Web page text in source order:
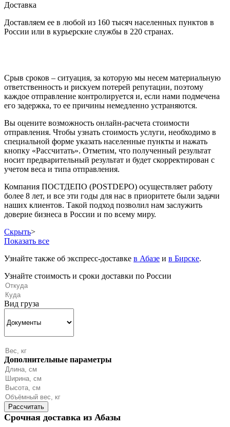
Доставка
Доставляем ее в любой из 160 тысяч населенных пунктов в
России или в курьерские службы в 220 странах.
Срыв сроков – ситуация, за которую мы несем материальную
ответственность и рискуем потерей репутации, поэтому
каждое отправление контролируется и, если нами подмечена
его задержка, то ее причины немедленно устраняются.
Вы оцените возможность онлайн-расчета стоимости
отправления. Чтобы узнать стоимость услуги, необходимо в
специальной форме указать населенные пункты и нажать
кнопку «Рассчитать». Отметим, что полученный результат
носит предварительный результат и будет скорректирован с
учетом веса и типа отправления.
Компания ПОСТДЕПО (POSTDEPO) осуществляет работу
более 8 лет, и все эти годы для нас в приоритете были задачи
наших клиентов. Такой подход позволил нам заслужить
доверие бизнеса в России и по всему миру.
Скрыть>
Показать все
Узнайте также об экспресс-доставке в Абазе и в Бирске.
Узнайте стоимость и сроки доставки по России
Вид груза
Дополнительные параметры
Срочная доставка из Абазы